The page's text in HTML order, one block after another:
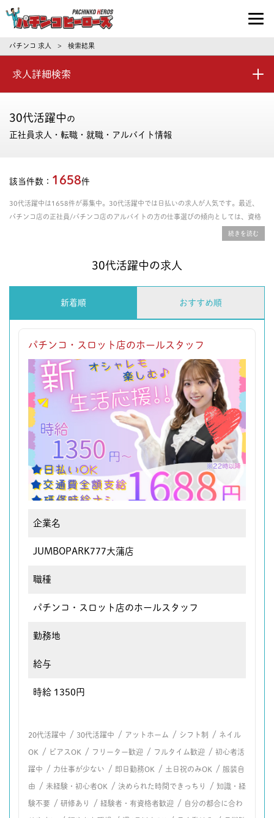
パチンコ求人・転職ならパチンコヒーロ
パチンコ 求人 > 検索結果
求人詳細検索
30代活躍中の
正社員求人・転職・就職・アルバイト情報
該当件数： 1658件
30代活躍中は1658件が募集中。30代活躍中では日払いの求人が人気です。最近、
パチンコ店の正社員/パチンコ店のアルバイトの方の仕事選びの傾向としては、資格
取得支援あり、年間休日の多さ、残業時間の少なさを重視される方が多いです。給料
30代活躍中の求人
新着順 おすすめ順
パチンコ・スロット店のホールスタッフ
企業名
JUMBOPARK777大蒲店
職種
パチンコ・スロット店のホールスタッフ
勤務地
給与
時給 1350円
20代活躍中 / 30代活躍中 / アットホーム / シフト制 / ネイル
OK / ピアスOK / フリーター歓迎 / フルタイム歓迎 / 初心者活
躍中 / 力仕事が少ない / 即日勤務OK / 土日祝のみOK / 服装自
由 / 未経験・初心者OK / 決められた時間できっちり / 知識・経
験不要 / 研修あり / 経験者・有資格者歓迎 / 自分の都合に合わ